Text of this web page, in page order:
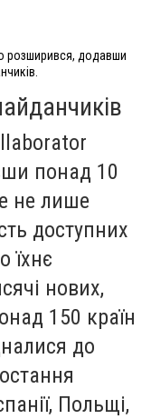
розширився, додавши
понад 10
не лише
доступних
їхнє
нових,
150 країн
до
Польщі,